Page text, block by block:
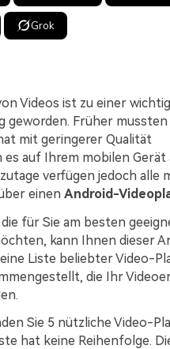
Grok
Videos ist zu einer
geworden. Früher mussten
mit geringerer Qualität
es auf Ihrem mobilen Gerät
verfügen jedoch alle
einen Android-
für Sie am besten
kann Ihnen dieser
Liste beliebter Video-
die Ihr
Sie 5 nützliche Video-
hat keine Reihenfolge.